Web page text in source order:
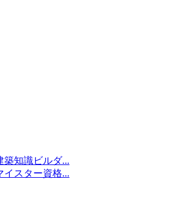
築知識ビルダ...
イスター資格...